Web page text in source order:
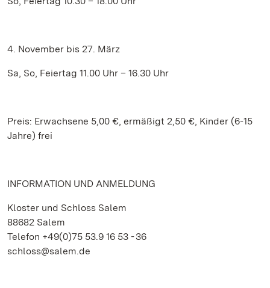
4. November bis 27. März
Sa, So, Feiertag 11.00 Uhr – 16.30 Uhr
Preis: Erwachsene 5,00 €, ermäßigt 2,50 €, Kinder (6-15
Jahre) frei
INFORMATION UND ANMELDUNG
Kloster und Schloss Salem
88682 Salem
Telefon +49(0)75 53.9 16 53 - 36
schloss@salem.de